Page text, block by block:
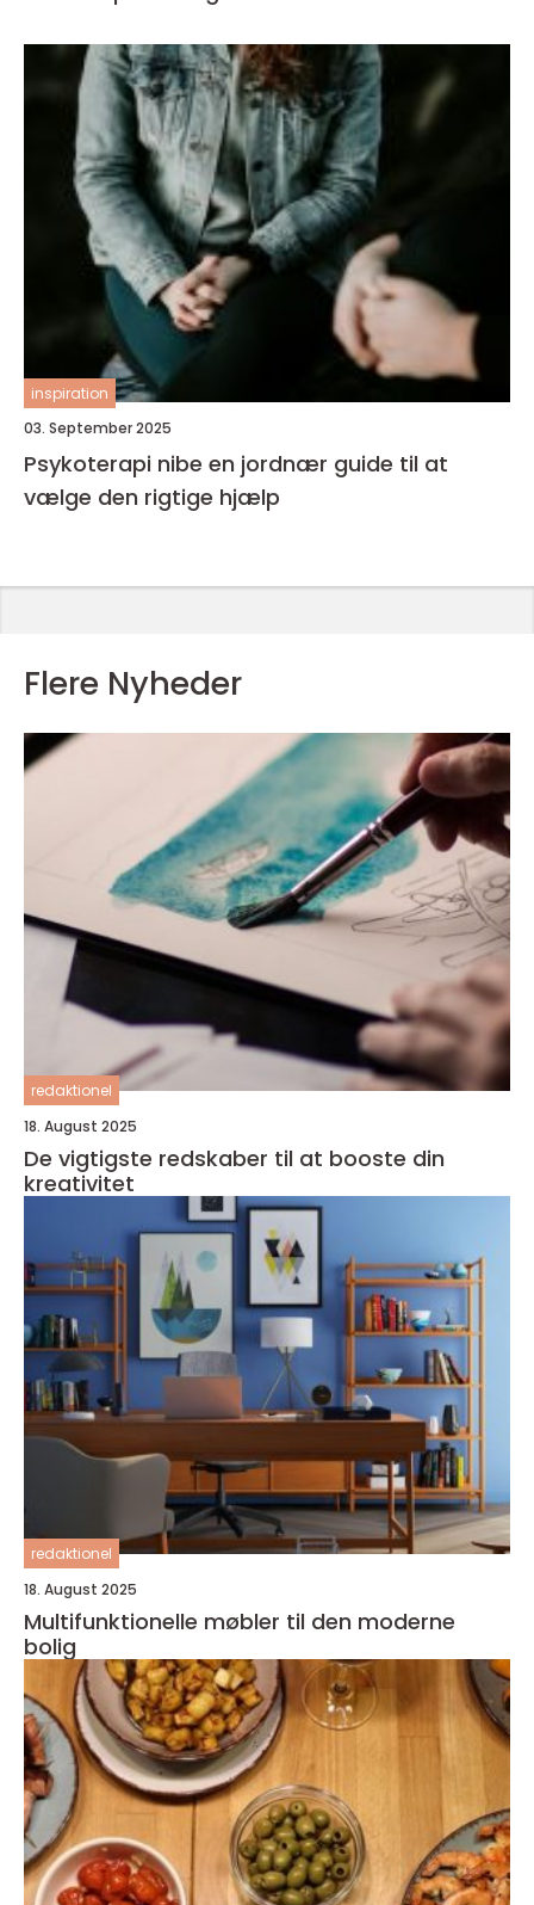
inspiration
03. September 2025
Psykoterapi nibe en jordnær guide til at
vælge den rigtige hjælp
Flere Nyheder
redaktionel
18. August 2025
De vigtigste redskaber til at booste din
kreativitet
redaktionel
18. August 2025
Multifunktionelle møbler til den moderne
bolig